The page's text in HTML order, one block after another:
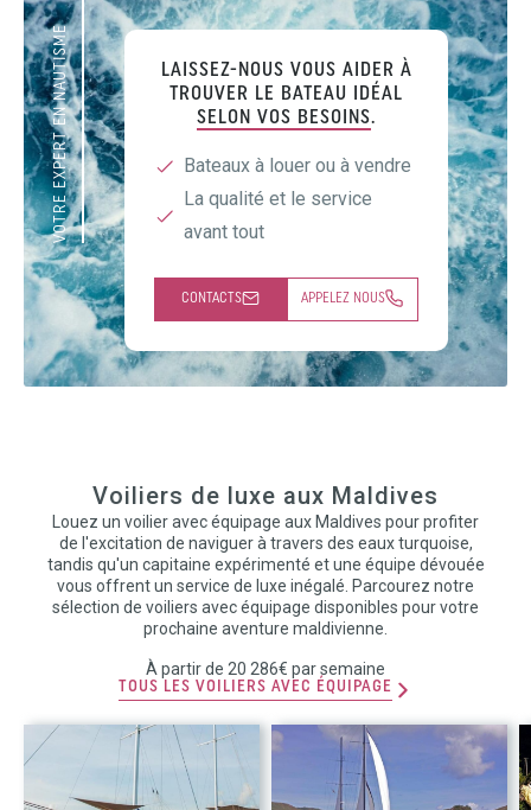
VOTRE EXPERT EN NAUTISME
LAISSEZ-NOUS VOUS AIDER À
TROUVER LE BATEAU IDÉAL
SELON VOS BESOINS.
Bateaux à louer ou à vendre
La qualité et le service
avant tout
CONTACTS APPELEZ NOUS
Voiliers de luxe aux Maldives
Louez un voilier avec équipage aux Maldives pour profiter
de l'excitation de naviguer à travers des eaux turquoise,
tandis qu'un capitaine expérimenté et une équipe dévouée
vous offrent un service de luxe inégalé. Parcourez notre
sélection de voiliers avec équipage disponibles pour votre
prochaine aventure maldivienne.
À partir de 20 286€ par semaine
TOUS LES VOILIERS AVEC ÉQUIPAGE